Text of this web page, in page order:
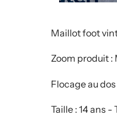
Maillot foot
Zoom produit :
Flocage au
Taille : 14 ans -